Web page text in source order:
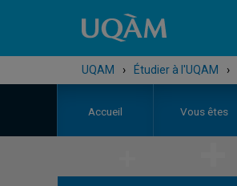
UQAM › Étudier à l'UQAM ›
Accueil Vous êtes